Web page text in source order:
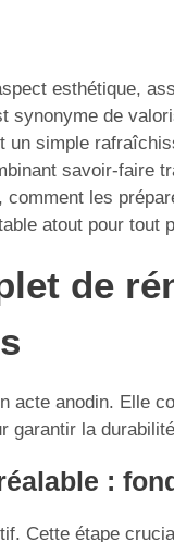
esthétique,
synonyme de
simple
savoir-faire
les
atout pour tout
de
acte anodin.
garantir la
:
Cette étape